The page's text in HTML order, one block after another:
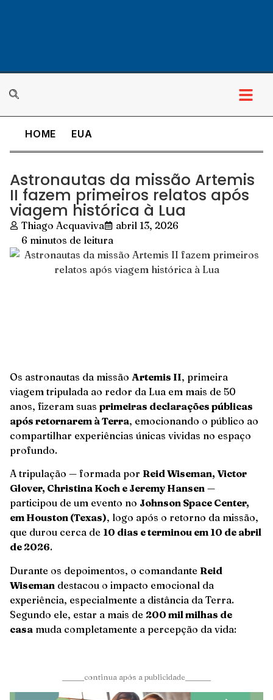
HOME EUA
Astronautas da missão Artemis
II fazem primeiros relatos após
viagem histórica à Lua
Thiago Acquaviva
abril 13, 2026
6 minutos de leitura
Os astronautas da missão Artemis II, primeira
viagem tripulada ao redor da Lua em mais de 50
anos, fizeram suas primeiras declarações públicas
após retornarem à Terra, emocionando o público ao
compartilhar experiências únicas vividas no espaço
profundo.
A tripulação — formada por Reid Wiseman, Victor
Glover, Christina Koch e Jeremy Hansen —
participou de um evento no Johnson Space Center,
em Houston (Texas), logo após o retorno da missão,
que durou cerca de 10 dias e terminou em 10 de abril
de 2026.
Durante os depoimentos, o comandante Reid
Wiseman destacou o impacto emocional da
experiência, especialmente a distância da Terra.
Segundo ele, estar a mais de 200 mil milhas de
casa muda completamente a percepção da vida:
______continua após a publicidade_______